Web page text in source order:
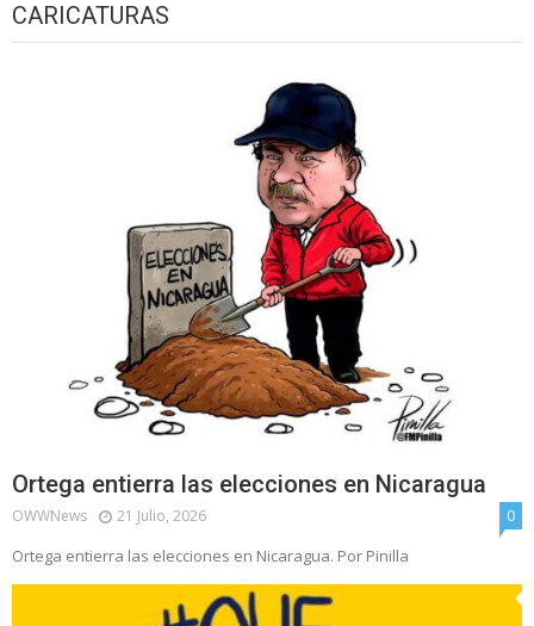
CARICATURAS
Ortega entierra las elecciones en Nicaragua
OWWNews 21 Julio, 2026 0
Ortega entierra las elecciones en Nicaragua. Por Pinilla